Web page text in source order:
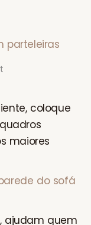
coloque
maiores
ajudam quem